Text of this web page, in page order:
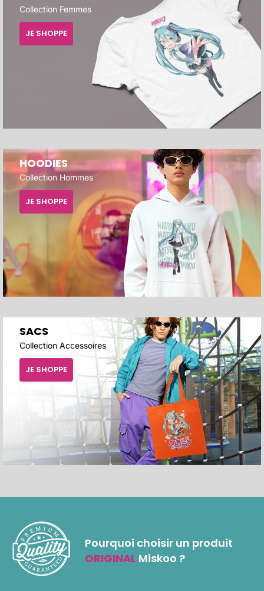
Collection Femmes
JE SHOPPE
HOODIES
Collection Hommes
JE SHOPPE
SACS
Collection Accessoires
JE SHOPPE
Pourquoi choisir un produit
ORIGINAL Miskoo ?